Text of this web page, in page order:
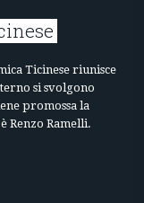
Ticinese riunisce
si svolgono
promossa la
Renzo Ramelli.